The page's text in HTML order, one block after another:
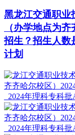
黑龙江交通职业
（办学地点为
招生？招生人数
计划